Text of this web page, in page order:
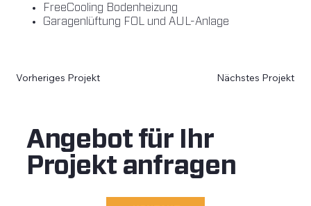
FreeCooling Bodenheizung
Garagenlüftung FOL und AUL-Anlage
Vorheriges Projekt Nächstes Projekt
Angebot für Ihr
Projekt anfragen